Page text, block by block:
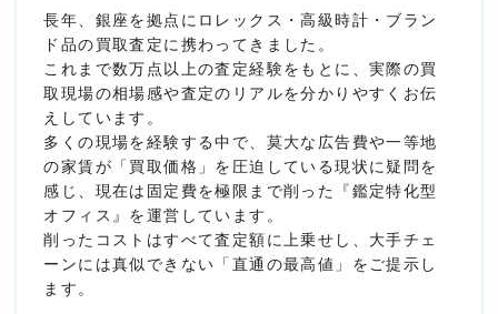
長年、銀座を拠点にロレックス・高級時計・ブラン
ド品の買取査定に携わってきました。
これまで数万点以上の査定経験をもとに、実際の買
取現場の相場感や査定のリアルを分かりやすくお伝
えしています。
多くの現場を経験する中で、莫大な広告費や一等地
の家賃が「買取価格」を圧迫している現状に疑問を
感じ、現在は固定費を極限まで削った『鑑定特化型
オフィス』を運営しています。
削ったコストはすべて査定額に上乗せし、大手チェ
ーンには真似できない「直通の最高値」をご提示し
ます。